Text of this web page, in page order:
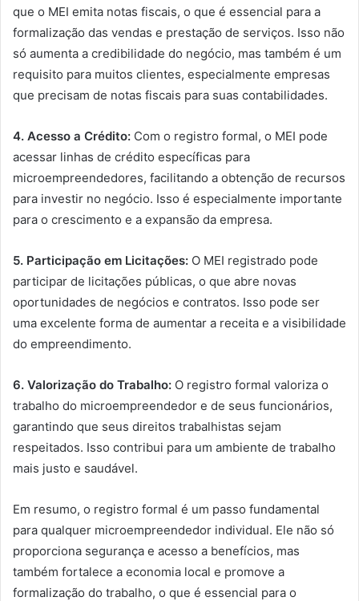
que o MEI emita notas fiscais, o que é essencial para a
formalização das vendas e prestação de serviços. Isso não
só aumenta a credibilidade do negócio, mas também é um
requisito para muitos clientes, especialmente empresas
que precisam de notas fiscais para suas contabilidades.
4. Acesso a Crédito: Com o registro formal, o MEI pode
acessar linhas de crédito específicas para
microempreendedores, facilitando a obtenção de recursos
para investir no negócio. Isso é especialmente importante
para o crescimento e a expansão da empresa.
5. Participação em Licitações: O MEI registrado pode
participar de licitações públicas, o que abre novas
oportunidades de negócios e contratos. Isso pode ser
uma excelente forma de aumentar a receita e a visibilidade
do empreendimento.
6. Valorização do Trabalho: O registro formal valoriza o
trabalho do microempreendedor e de seus funcionários,
garantindo que seus direitos trabalhistas sejam
respeitados. Isso contribui para um ambiente de trabalho
mais justo e saudável.
Em resumo, o registro formal é um passo fundamental
para qualquer microempreendedor individual. Ele não só
proporciona segurança e acesso a benefícios, mas
também fortalece a economia local e promove a
formalização do trabalho, o que é essencial para o